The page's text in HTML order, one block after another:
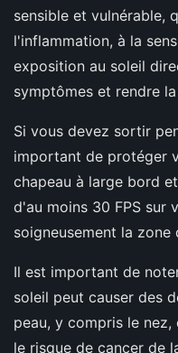
sensible et vulnérable,
l'inflammation, à la
exposition au soleil
symptômes et rendre
Si vous devez sortir
important de protéger
chapeau à large bord
d'au moins 30 FPS sur
soigneusement la zone
Il est important de
soleil peut causer des
peau, y compris le
le risque de cancer de